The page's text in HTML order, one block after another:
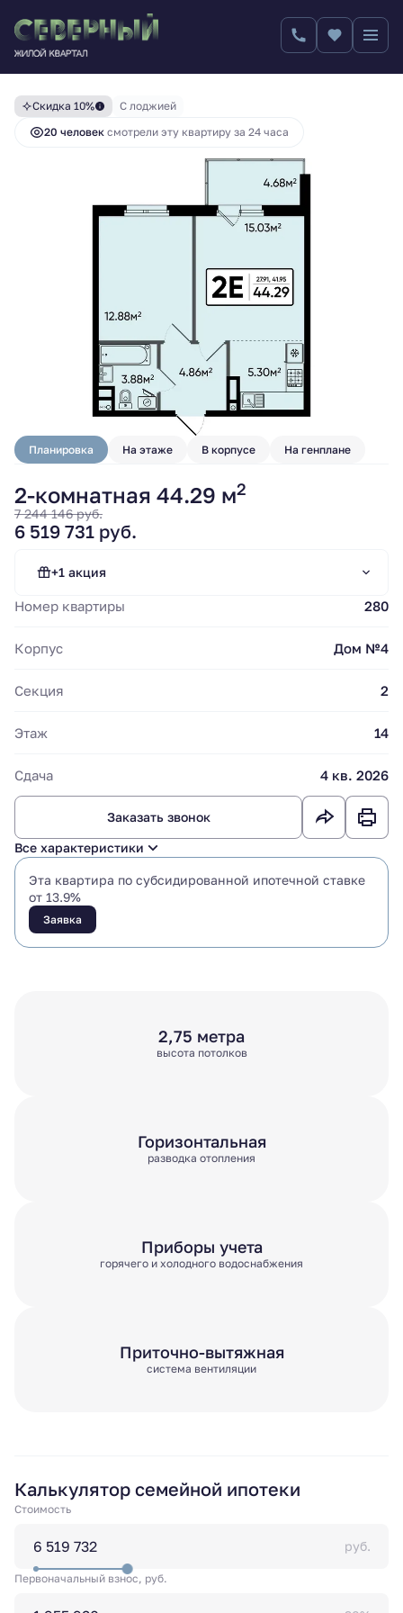
2-комнатная 7 244 146 руб.
6 519 731 руб.
Скидка 10%
С лоджией
20 человек смотрели эту квартиру за 24 часа
Планировка На этаже В корпусе На генплане
2-комнатная 44.29 м2
7 244 146 руб.
6 519 731 руб.
+1 акция
Стандартная ипотека от 13.9%
Номер квартиры 280
Корпус Дом №4
Секция 2
Этаж 14
Сдача 4 кв. 2026
Заказать звонок
Все характеристики
Эта квартира по субсидированной ипотечной ставке
от 13.9%
Заявка
2,75 метра
высота потолков
Горизонтальная
разводка отопления
Приборы учета
горячего и холодного водоснабжения
Приточно-вытяжная
система вентиляции
Калькулятор семейной ипотеки
Стоимость
руб.
Первоначальный взнос, руб.